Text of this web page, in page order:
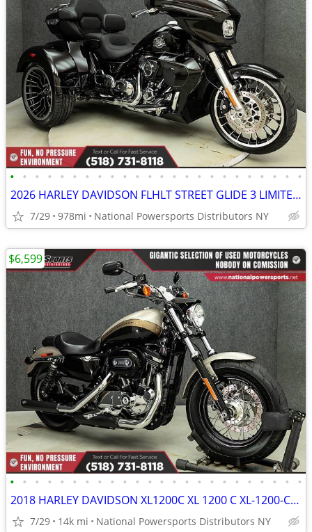
• • • • • • • • • • • • • • • • • • • • • • • •
2026 HARLEY DAVIDSON FLHLT STREET GLIDE 3 LIMITED TRIKE WABS
7/29 978mi National Powersports Distributors NY
• • • • • • • • • • • • • • • • • • • • • • • •
2018 HARLEY DAVIDSON XL1200C XL 1200 C XL-1200-C SPORTSTER 1200 CUSTOM
7/29 14k mi National Powersports Distributors NY
$6,599